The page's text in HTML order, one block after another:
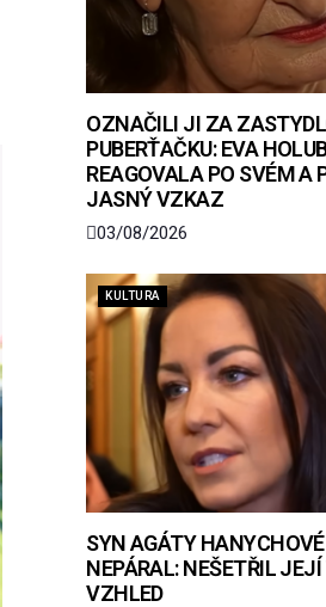
OZNAČILI JI ZA
PUBERŤAČKU: EVA
REAGOVALA PO SVÉM A
JASNÝ VZKAZ
03/08/2026
KULTURA
SYN AGÁTY
NEPÁRAL: NEŠETŘIL
VZHLED